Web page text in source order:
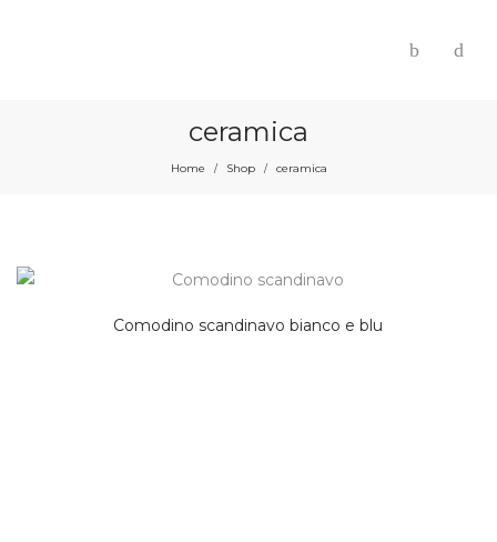
ceramica
Home / Shop / ceramica
Comodino scandinavo bianco e blu